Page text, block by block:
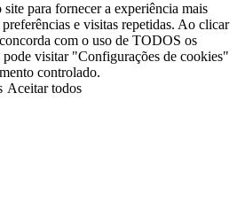
para fornecer a experiência mais
e visitas repetidas. Ao clicar
com o uso de TODOS os
visitar "Configurações de cookies"
controlado.
Aceitar todos